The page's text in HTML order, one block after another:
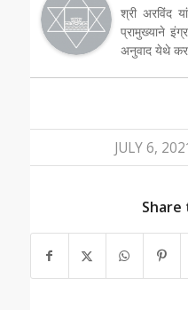
श्री अरविंद
प्रामुख्याने
अनुवाद येथे
JULY 6,
/